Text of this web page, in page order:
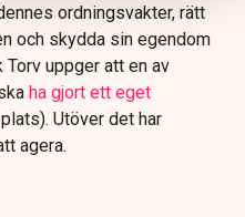
ordningsvakter, rätt
och skydda sin egendom
uppger att en av
ha gjort ett eget
Utöver det har
agera.